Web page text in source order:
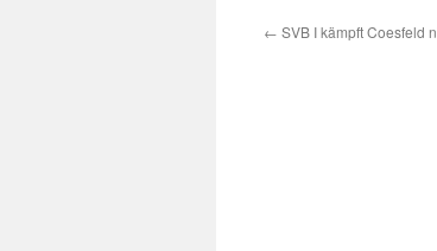
← SVB I kämpft Coesfeld